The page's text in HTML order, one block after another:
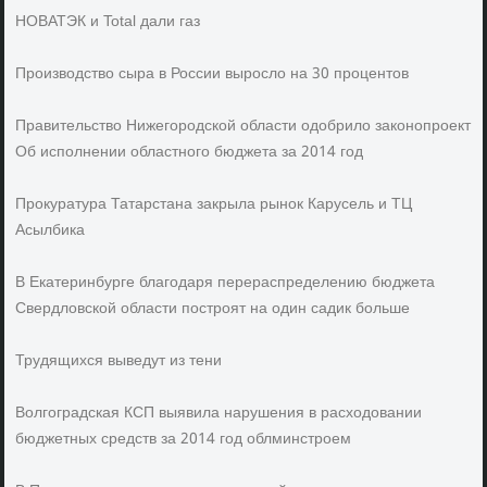
НОВАТЭК и Total дали газ
Производство сыра в России выросло на 30 процентов
Правительство Нижегородской области одобрило законопроект
Об исполнении областного бюджета за 2014 год
Прокуратура Татарстана закрыла рынок Карусель и ТЦ
Асылбика
В Екатеринбурге благодаря перераспределению бюджета
Свердловской области построят на один садик больше
Трудящихся выведут из тени
Волгоградская КСП выявила нарушения в расходовании
бюджетных средств за 2014 год облминстроем